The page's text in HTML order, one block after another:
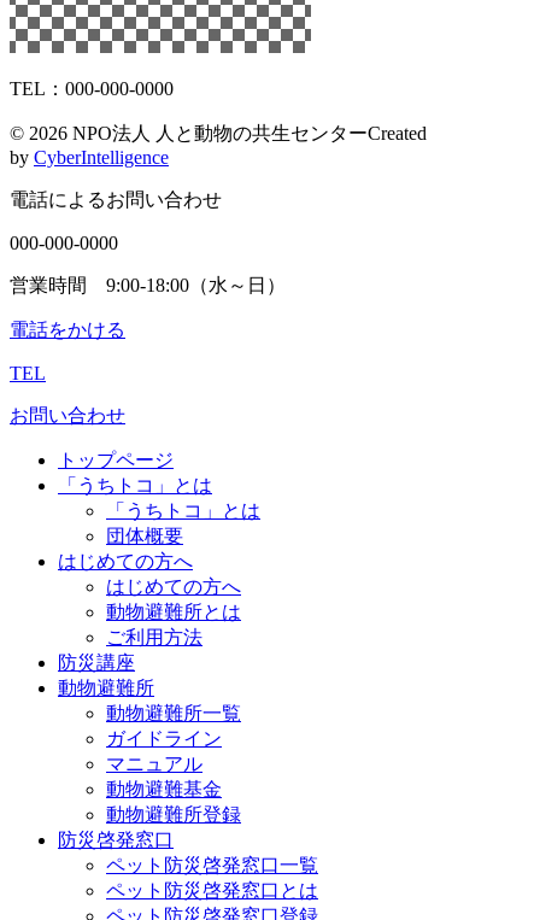
TEL：000-000-0000
© 2026 NPO法人 人と動物の共生センターCreated
by CyberIntelligence
電話によるお問い合わせ
000-000-0000
営業時間 9:00-18:00（水～日）
電話をかける
TEL
お問い合わせ
トップページ
「うちトコ」とは
「うちトコ」とは
団体概要
はじめての方へ
はじめての方へ
動物避難所とは
ご利用方法
防災講座
動物避難所
動物避難所一覧
ガイドライン
マニュアル
動物避難基金
動物避難所登録
防災啓発窓口
ペット防災啓発窓口一覧
ペット防災啓発窓口とは
ペット防災啓発窓口登録